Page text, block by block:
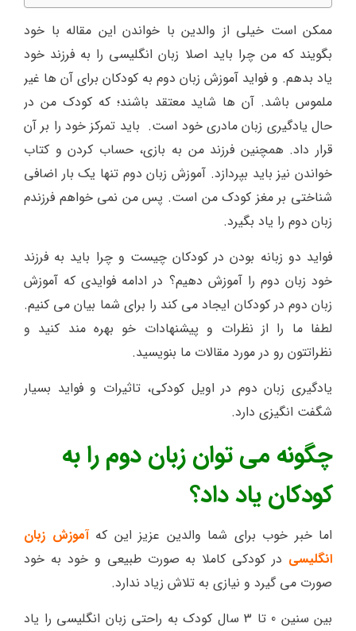
ممکن است خیلی از والدین با خواندن این مقاله با خود
بگویند که من چرا باید اصلا زبان انگلیسی را به فرزند خود
یاد بدهم. و فواید آموزش زبان دوم به کودکان برای آن ها غیر
ملموس باشد. آن ها شاید معتقد باشند؛ که کودک من در
حال یادگیری زبان مادری خود است. باید تمرکز خود را بر آن
قرار داد. همچنین فرزند من به بازی، حساب کردن و کتاب
خواندن نیز باید بپردازد. آموزش زبان دوم تنها یک بار اضافی
شناختی بر مغز کودک من است. پس من نمی خواهم فرزندم
زبان دوم را یاد بگیرد.
فواید دو زبانه بودن در کودکان چیست و چرا باید به فرزند
خود زبان دوم را آموزش دهیم؟ در ادامه فوایدی که آموزش
زبان دوم در کودکان ایجاد می کند را برای شما بیان می کنیم.
لطفا ما را از نظرات و پیشنهادات خو بهره مند کنید و
نظراتتون رو در مورد مقالات ما بنویسید.
یادگیری زبان دوم در اویل کودکی، تاثیرات و فواید بسیار
شگفت انگیزی دارد.
چگونه می توان زبان دوم را به
کودکان یاد داد؟
اما خبر خوب برای شما والدین عزیز این کهآموزش زبان
انگلیسی در کودکی کاملا به صورت طبیعی و خود به خود
صورت می گیرد و نیازی به تلاش زیاد ندارد.
بین سنین 0 تا 3 سال کودک به راحتی زبان انگلیسی را یاد